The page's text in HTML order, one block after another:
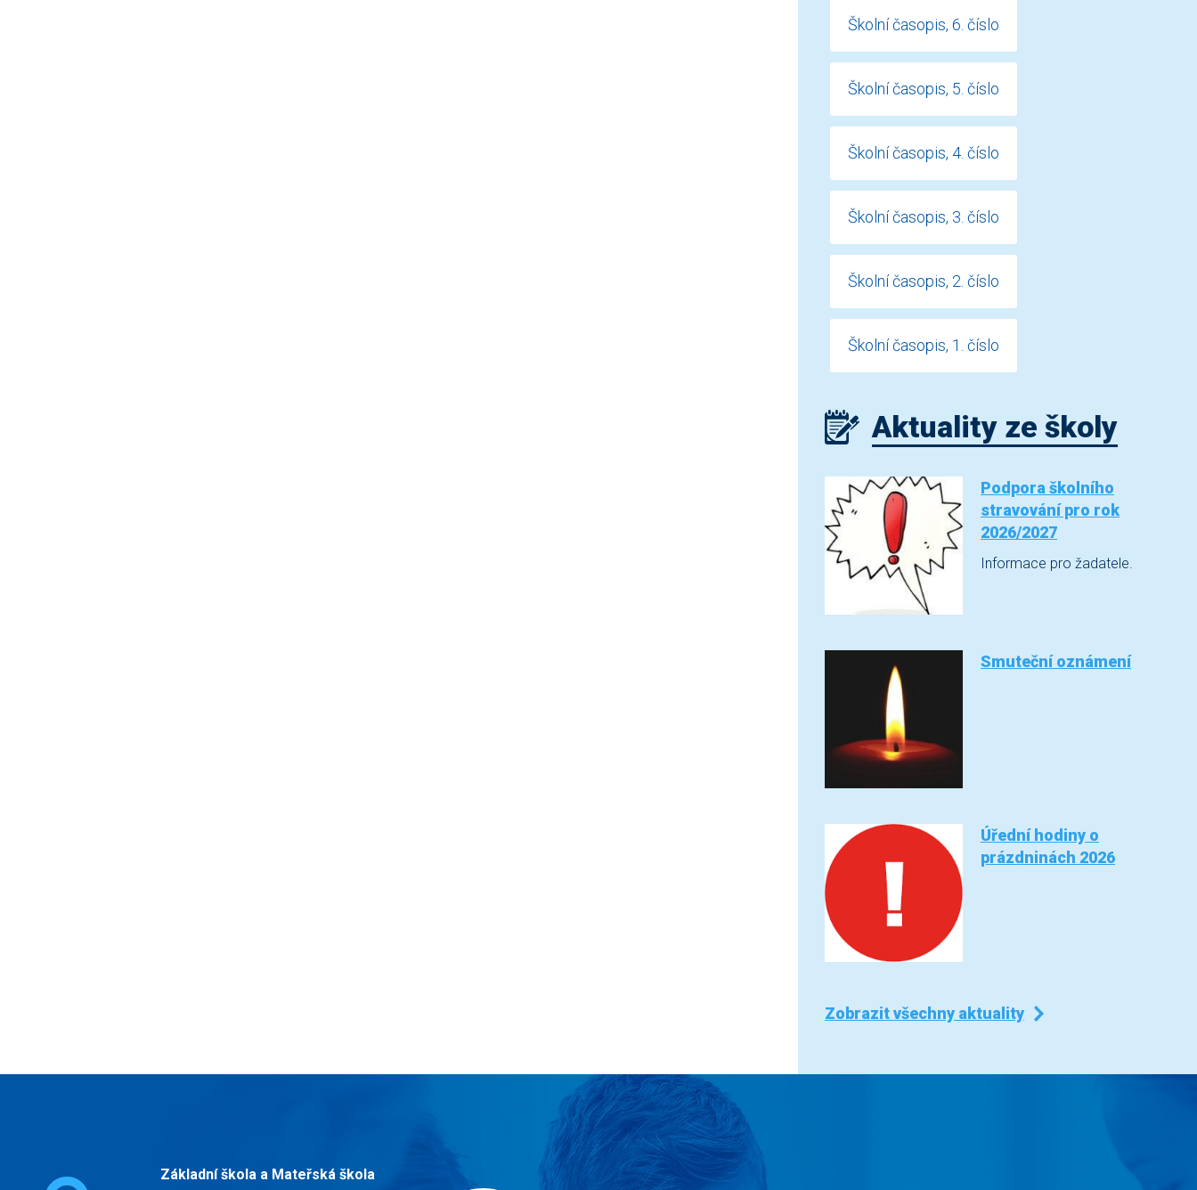
Školní časopis, 6. číslo
Školní časopis, 5. číslo
Školní časopis, 4. číslo
Školní časopis, 3. číslo
Školní časopis, 2. číslo
Školní časopis, 1. číslo
Aktuality ze školy
Podpora školního
stravování pro rok
2026/2027
Informace pro žadatele.
Smuteční oznámení
Úřední hodiny o
prázdninách 2026
Zobrazit všechny aktuality
Základní škola a Mateřská škola